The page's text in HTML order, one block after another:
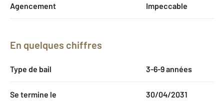
Agencement Impeccable
En quelques chiffres
Type de bail 3-6-9 années
Se termine le 30/04/2031